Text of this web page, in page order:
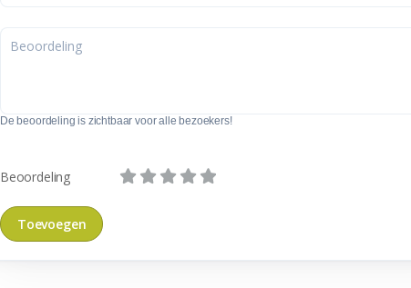
De beoordeling is zichtbaar voor alle bezoekers!
Beoordeling